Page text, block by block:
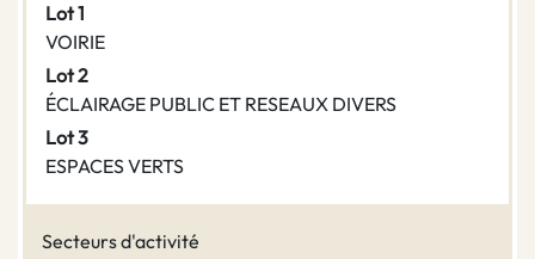
Lot 1
VOIRIE
Lot 2
ÉCLAIRAGE PUBLIC ET RESEAUX DIVERS
Lot 3
ESPACES VERTS
Secteurs d'activité